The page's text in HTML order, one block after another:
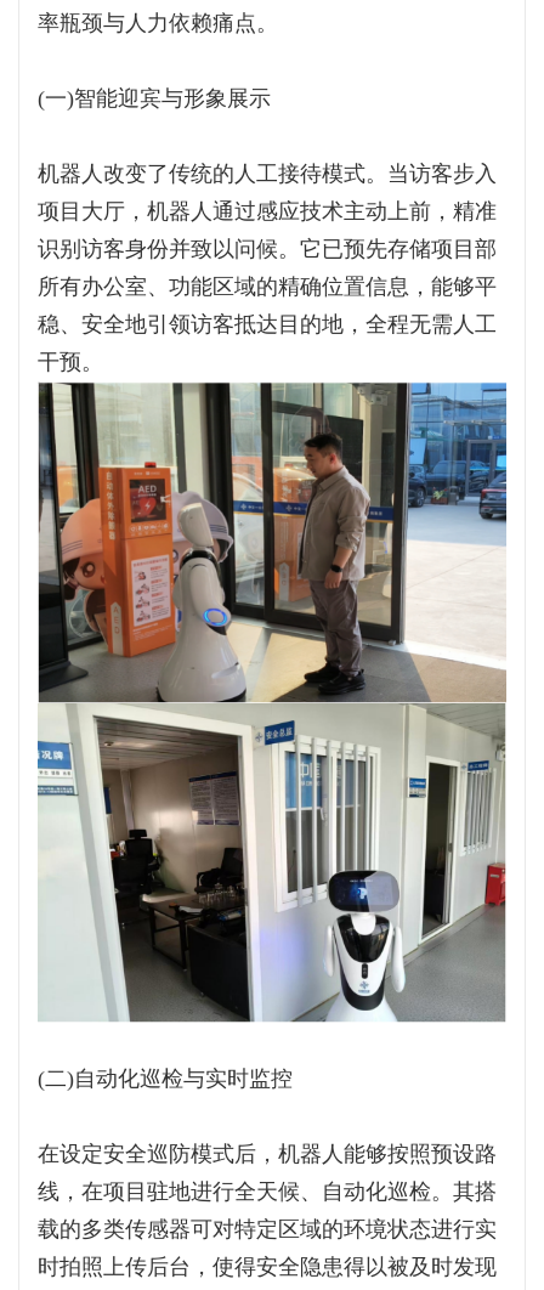
率瓶颈与人力依赖痛点。
(一)智能迎宾与形象展示
机器人改变了传统的人工接待模式。当访客步入
项目大厅，机器人通过感应技术主动上前，精准
识别访客身份并致以问候。它已预先存储项目部
所有办公室、功能区域的精确位置信息，能够平
稳、安全地引领访客抵达目的地，全程无需人工
干预。
(二)自动化巡检与实时监控
在设定安全巡防模式后，机器人能够按照预设路
线，在项目驻地进行全天候、自动化巡检。其搭
载的多类传感器可对特定区域的环境状态进行实
时拍照上传后台，使得安全隐患得以被及时发现